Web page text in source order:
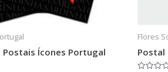
Postais Ícones Portugal
Flores
Postal